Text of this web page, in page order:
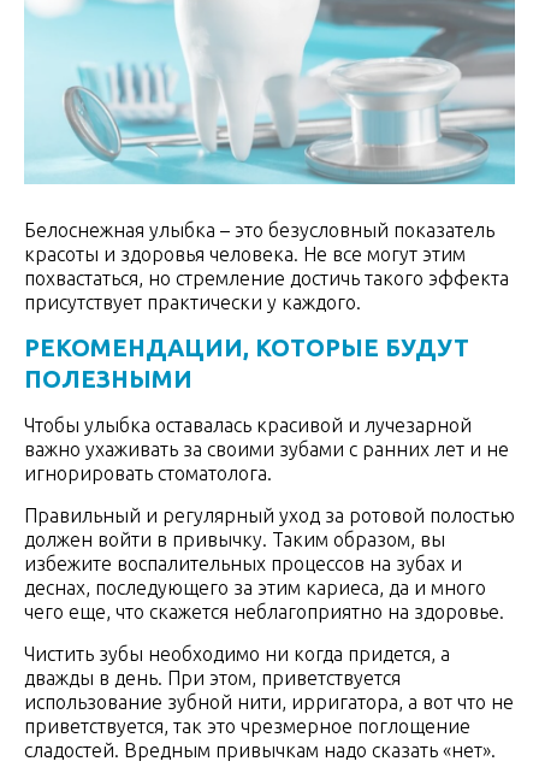
Белоснежная улыбка – это безусловный показатель
красоты и здоровья человека. Не все могут этим
похвастаться, но стремление достичь такого эффекта
присутствует практически у каждого.
РЕКОМЕНДАЦИИ, КОТОРЫЕ БУДУТ
ПОЛЕЗНЫМИ
Чтобы улыбка оставалась красивой и лучезарной
важно ухаживать за своими зубами с ранних лет и не
игнорировать стоматолога.
Правильный и регулярный уход за ротовой полостью
должен войти в привычку. Таким образом, вы
избежите воспалительных процессов на зубах и
деснах, последующего за этим кариеса, да и много
чего еще, что скажется неблагоприятно на здоровье.
Чистить зубы необходимо ни когда придется, а
дважды в день. При этом, приветствуется
использование зубной нити, ирригатора, а вот что не
приветствуется, так это чрезмерное поглощение
сладостей. Вредным привычкам надо сказать «нет».